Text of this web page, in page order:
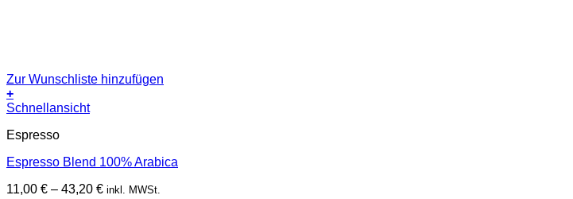
Zur Wunschliste hinzufügen
+
Dieses
weist
Varianten
Die
Schnellansicht
Espresso
Espresso Blend 100% Arabica
11,00 € – 43,20 € inkl. MWSt.